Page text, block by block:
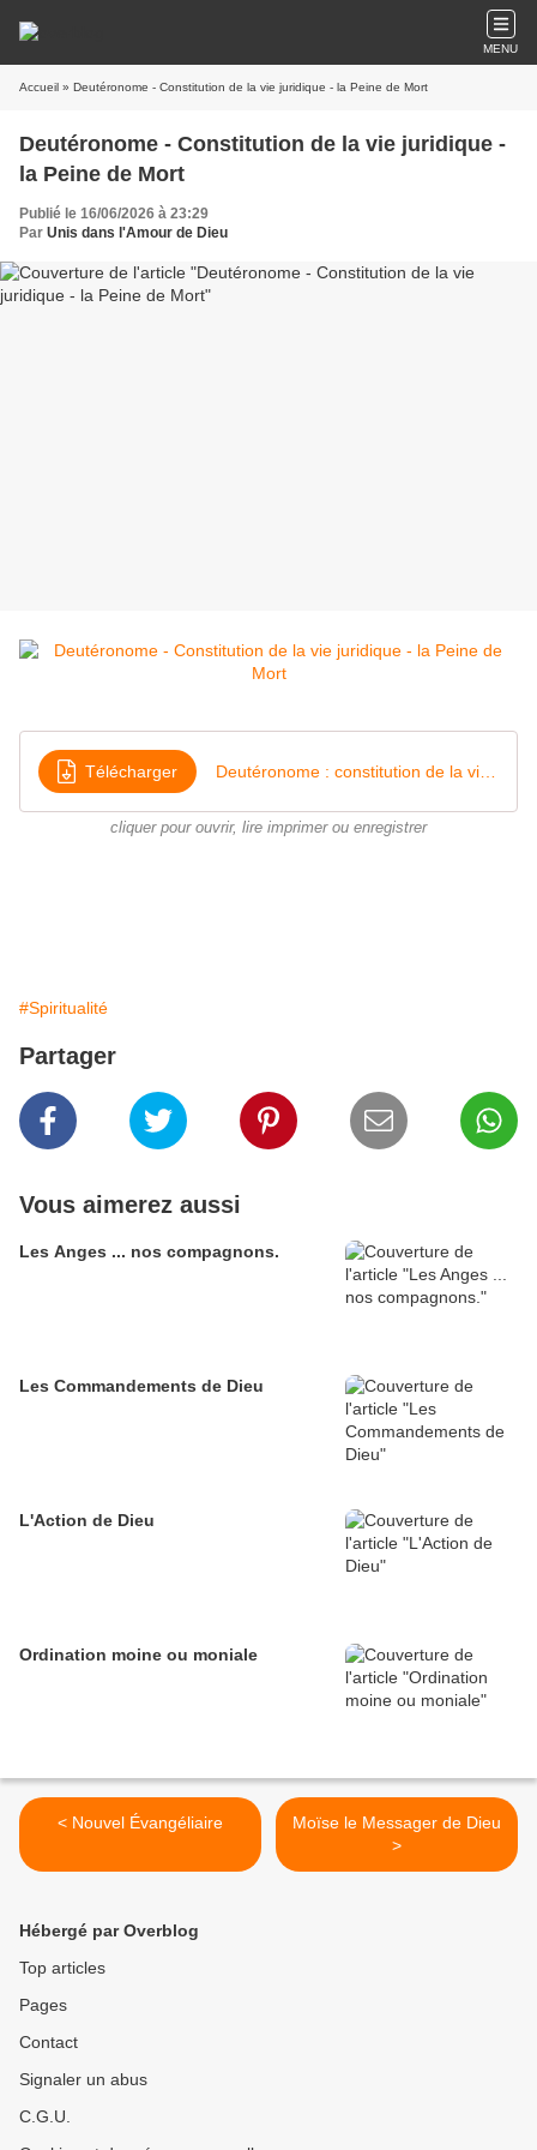
MENU
Accueil » Deutéronome - Constitution de la vie juridique - la Peine de Mort
Deutéronome - Constitution de la vie juridique -
la Peine de Mort
Publié le 16/06/2026 à 23:29
Par Unis dans l'Amour de Dieu
Télécharger
cliquer pour ouvrir, lire imprimer ou enregistrer
#Spiritualité
Partager
Vous aimerez aussi
Les Anges ... nos compagnons.
Les Commandements de Dieu
L'Action de Dieu
Ordination moine ou moniale
< Nouvel Évangéliaire
Moïse le Messager de Dieu
>
Hébergé par Overblog
Top articles
Pages
Contact
Signaler un abus
C.G.U.